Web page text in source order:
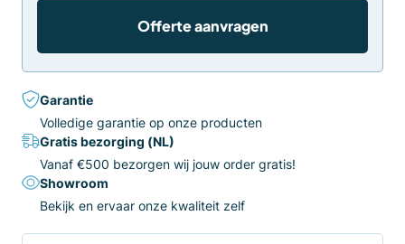
Offerte aanvragen
Garantie
Volledige garantie op onze producten
Gratis bezorging (NL)
Vanaf €500 bezorgen wij jouw order gratis!
Showroom
Bekijk en ervaar onze kwaliteit zelf